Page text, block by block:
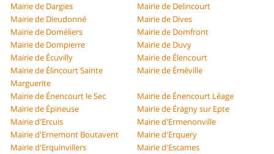
Mairie de Dargies
Mairie de Delincourt
Mairie de Dieudonné
Mairie de Dives
Mairie de Doméliers
Mairie de Domfront
Mairie de Dompierre
Mairie de Duvy
Mairie de Écuvilly
Mairie de Élencourt
Mairie de Élincourt Sainte
Marguerite
Mairie de Éméville
Mairie de Énencourt le Sec
Mairie de Énencourt Léage
Mairie de Épineuse
Mairie de Éragny sur Epte
Mairie d'Ercuis
Mairie d'Ermenonville
Mairie d'Ernemont Boutavent
Mairie d'Erquery
Mairie d'Erquinvillers
Mairie d'Escames